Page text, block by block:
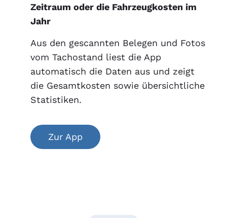
Zeitraum oder die Fahrzeugkosten im
Jahr
Aus den gescannten Belegen und Fotos
vom Tachostand liest die App
automatisch die Daten aus und zeigt
die Gesamtkosten sowie übersichtliche
Statistiken.
Zur App